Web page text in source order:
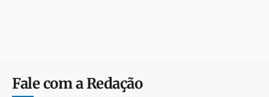
Fale com a Redação